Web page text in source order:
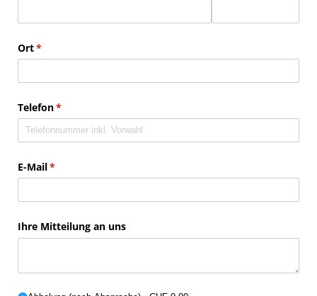
Ort*
(erforderlich)
Telefon*
(erforderlich)
E-Mail*
(erforderlich)
Ihre Mitteilung an uns